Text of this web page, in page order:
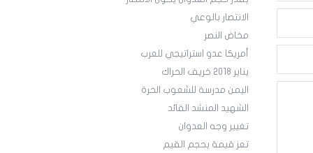
الانتصار بالوعي
مخاض النصر
أمريكا عدو استراتيجي للعرب
يناير 2018 خريف الحراك
اليمن مدرسة للشعوب الحرة
الشهيد المنشد القائد
تغيير وجه العدوان
تعز قيمة بحجم القيم